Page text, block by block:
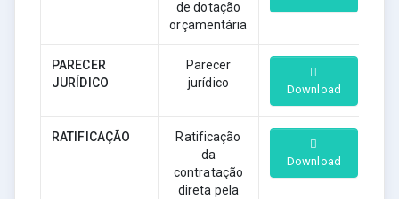
de dotação
orçamentária
PARECER
JURÍDICO
Parecer
jurídico
Download
RATIFICAÇÃO
Ratificação
da
contratação
direta pela
Download